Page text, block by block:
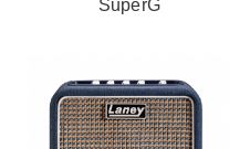
SuperG